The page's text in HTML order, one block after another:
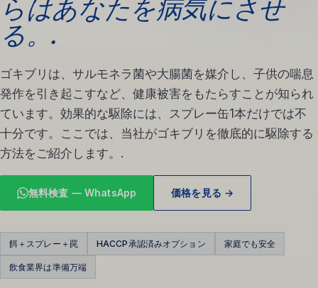
らはあなたを病気にさせ
る。.
ゴキブリは、サルモネラ菌や大腸菌を媒介し、子供の喘息
発作を引き起こすなど、健康被害をもたらすことが知られ
ています。効果的な駆除には、スプレー缶1本だけでは不
十分です。ここでは、当社がゴキブリを徹底的に駆除する
方法をご紹介します。.
無料検査 — WhatsApp 価格を見る →
餌＋スプレー＋罠 HACCP承認済みオプション 家庭でも安全
飲食業界は準備万端